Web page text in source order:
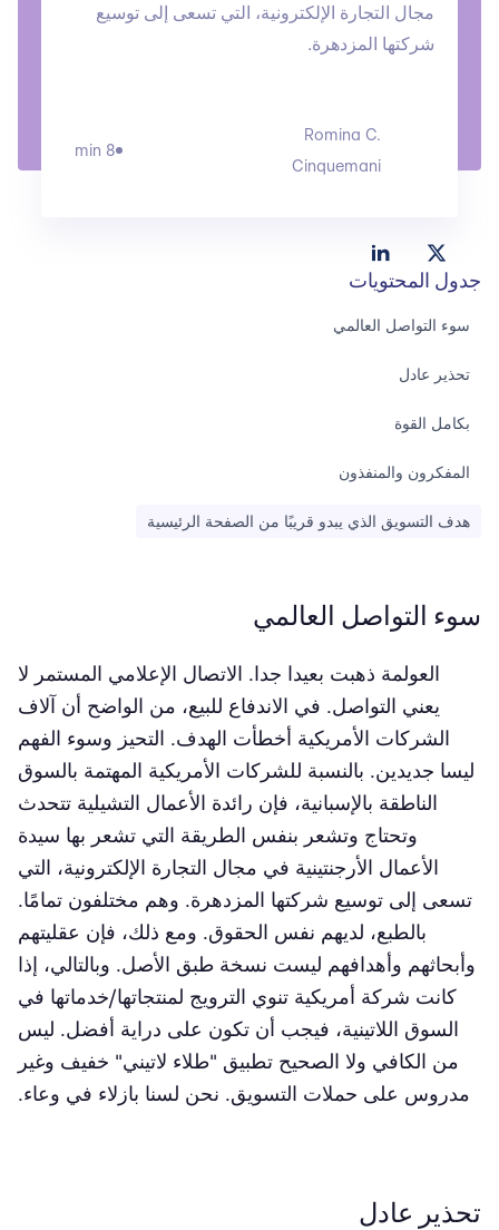
مجال التجارة الإلكترونية، التي تسعى إلى توسيع
شركتها المزدهرة.
Romina C.
Cinquemani
8 min
جدول المحتويات
سوء التواصل العالمي
تحذير عادل
بكامل القوة
المفكرون والمنفذون
هدف التسويق الذي يبدو قريبًا من الصفحة الرئيسية
سوء التواصل العالمي
العولمة ذهبت بعيدا جدا. الاتصال الإعلامي المستمر لا
يعني التواصل. في الاندفاع للبيع، من الواضح أن آلاف
الشركات الأمريكية أخطأت الهدف. التحيز وسوء الفهم
ليسا جديدين. بالنسبة للشركات الأمريكية المهتمة بالسوق
الناطقة بالإسبانية، فإن رائدة الأعمال التشيلية تتحدث
وتحتاج وتشعر بنفس الطريقة التي تشعر بها سيدة
الأعمال الأرجنتينية في مجال التجارة الإلكترونية، التي
تسعى إلى توسيع شركتها المزدهرة. وهم مختلفون تمامًا.
بالطبع، لديهم نفس الحقوق. ومع ذلك، فإن عقليتهم
وأبحاثهم وأهدافهم ليست نسخة طبق الأصل. وبالتالي، إذا
كانت شركة أمريكية تنوي الترويج لمنتجاتها/خدماتها في
السوق اللاتينية، فيجب أن تكون على دراية أفضل. ليس
من الكافي ولا الصحيح تطبيق "طلاء لاتيني" خفيف وغير
مدروس على حملات التسويق. نحن لسنا بازلاء في وعاء.
تحذير عادل